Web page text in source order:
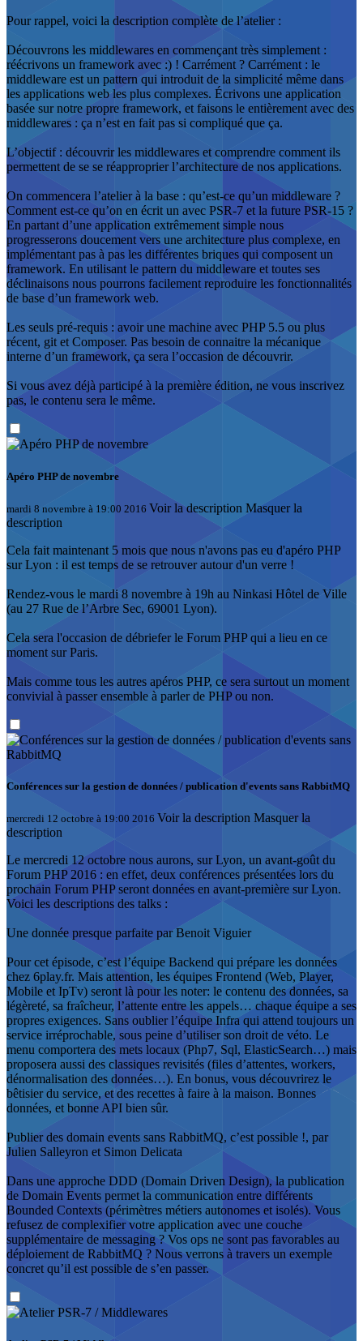
Pour rappel, voici la description complète de l’atelier :
Découvrons les middlewares en commençant très simplement :
réécrivons un framework avec :) ! Carrément ? Carrément : le
middleware est un pattern qui introduit de la simplicité même dans
les applications web les plus complexes. Écrivons une application
basée sur notre propre framework, et faisons le entièrement avec des
middlewares : ça n’est en fait pas si compliqué que ça.
L’objectif : découvrir les middlewares et comprendre comment ils
permettent de se se réapproprier l’architecture de nos applications.
On commencera l’atelier à la base : qu’est-ce qu’un middleware ?
Comment est-ce qu’on en écrit un avec PSR-7 et la future PSR-15 ?
En partant d’une application extrêmement simple nous
progresserons doucement vers une architecture plus complexe, en
implémentant pas à pas les différentes briques qui composent un
framework. En utilisant le pattern du middleware et toutes ses
déclinaisons nous pourrons facilement reproduire les fonctionnalités
de base d’un framework web.
Les seuls pré-requis : avoir une machine avec PHP 5.5 ou plus
récent, git et Composer. Pas besoin de connaitre la mécanique
interne d’un framework, ça sera l’occasion de découvrir.
Si vous avez déjà participé à la première édition, ne vous inscrivez
pas, le contenu sera le même.
Apéro PHP de novembre
mardi 8 novembre à 19:00 2016 Voir la description Masquer la
description
Cela fait maintenant 5 mois que nous n'avons pas eu d'apéro PHP
sur Lyon : il est temps de se retrouver autour d'un verre !
Rendez-vous le mardi 8 novembre à 19h au Ninkasi Hôtel de Ville
(au 27 Rue de l’Arbre Sec, 69001 Lyon).
Cela sera l'occasion de débriefer le Forum PHP qui a lieu en ce
moment sur Paris.
Mais comme tous les autres apéros PHP, ce sera surtout un moment
convivial à passer ensemble à parler de PHP ou non.
Conférences sur la gestion de données / publication d'events sans RabbitMQ
mercredi 12 octobre à 19:00 2016 Voir la description Masquer la
description
Le mercredi 12 octobre nous aurons, sur Lyon, un avant-goût du
Forum PHP 2016 : en effet, deux conférences présentées lors du
prochain Forum PHP seront données en avant-première sur Lyon.
Voici les descriptions des talks :
Une donnée presque parfaite par Benoit Viguier
Pour cet épisode, c’est l’équipe Backend qui prépare les données
chez 6play.fr. Mais attention, les équipes Frontend (Web, Player,
Mobile et IpTv) seront là pour les noter: le contenu des données, sa
légèreté, sa fraîcheur, l’attente entre les appels… chaque équipe a ses
propres exigences. Sans oublier l’équipe Infra qui attend toujours un
service irréprochable, sous peine d’utiliser son droit de véto. Le
menu comportera des mets locaux (Php7, Sql, ElasticSearch…) mais
proposera aussi des classiques revisités (files d’attentes, workers,
dénormalisation des données…). En bonus, vous découvrirez le
bêtisier du service, et des recettes à faire à la maison. Bonnes
données, et bonne API bien sûr.
Publier des domain events sans RabbitMQ, c’est possible !, par
Julien Salleyron et Simon Delicata
Dans une approche DDD (Domain Driven Design), la publication
de Domain Events permet la communication entre différents
Bounded Contexts (périmètres métiers autonomes et isolés). Vous
refusez de complexifier votre application avec une couche
supplémentaire de messaging ? Vos ops ne sont pas favorables au
déploiement de RabbitMQ ? Nous verrons à travers un exemple
concret qu’il est possible de s’en passer.